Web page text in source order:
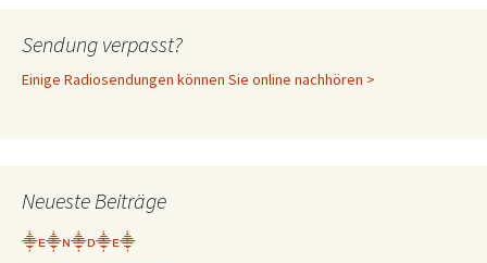
Sendung verpasst?
Einige Radiosendungen können Sie online nachhören >
Neueste Beiträge
⸎ᴇ⸎ɴ⸎ᴅ⸎ᴇ⸎